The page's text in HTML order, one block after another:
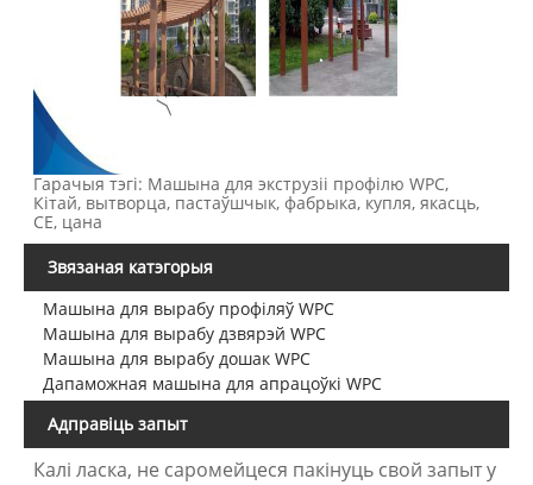
Гарачыя тэгі: Машына для экструзіі профілю WPC,
Кітай, вытворца, пастаўшчык, фабрыка, купля, якасць,
CE, цана
Звязаная катэгорыя
Машына для вырабу профіляў WPC
Машына для вырабу дзвярэй WPC
Машына для вырабу дошак WPC
Дапаможная машына для апрацоўкі WPC
Адправіць запыт
Калі ласка, не саромейцеся пакінуць свой запыт у